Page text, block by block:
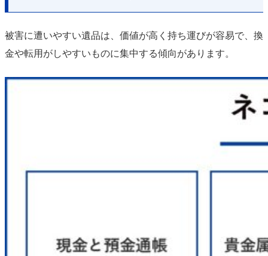
被害に遭いやすい遺品は、価値が高く持ち運びが容易で、換
金や転用がしやすいものに集中する傾向があります。